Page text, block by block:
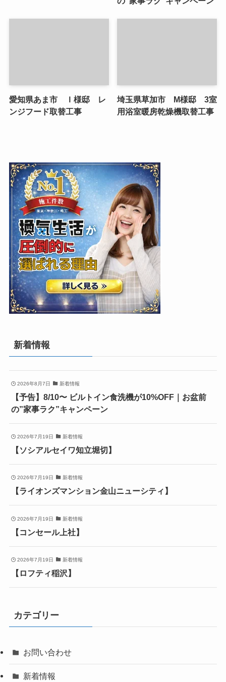
愛知県あま市 Ｉ様邸 レ
ンジフード取替工事
埼玉県草加市 M様邸 3室
用浴室暖房乾燥機取替工事
新着情報
2026年8月7日 新着情報
【予告】8/10〜 ビルトイン食洗機が10%OFF｜お盆前
の”家事ラク”キャンペーン
2026年7月19日 新着情報
【ソシアルセイワ知立堀切】
2026年7月19日 新着情報
【ライオンズマンション金山ニューシティ】
2026年7月19日 新着情報
【コンセール上社】
2026年7月19日 新着情報
【ロフティ稲沢】
カテゴリー
お問い合わせ
新着情報